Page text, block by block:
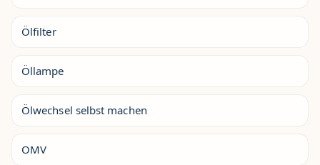
Ölfilter
Öllampe
Ölwechsel selbst machen
OMV